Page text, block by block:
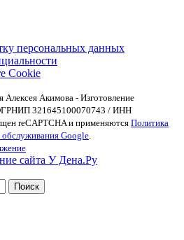
персональных данных
Cookie
Акимова - Изготовление
321645100070743 / ИНН
reCAPTCHA и применяются Политика
обслуживания Google
Поиск